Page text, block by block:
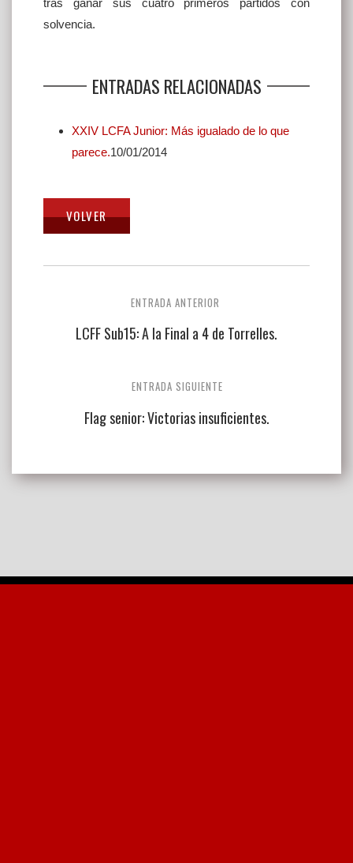
solvencia.
ENTRADAS RELACIONADAS
XXIV LCFA Junior: Más igualado de lo que
parece.10/01/2014
ENTRADA ANTERIOR
LCFF Sub15: A la Final a 4 de Torrelles.
ENTRADA SIGUIENTE
Flag senior: Victorias insuficientes.